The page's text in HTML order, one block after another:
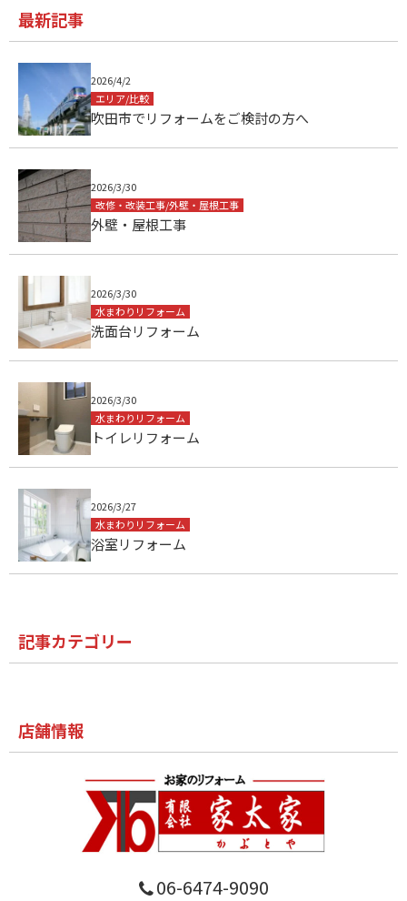
最新記事
2026/4/2
エリア/比較
吹田市でリフォームをご検討の方へ
2026/3/30
改修・改装工事/外壁・屋根工事
外壁・屋根工事
2026/3/30
水まわりリフォーム
洗面台リフォーム
2026/3/30
水まわりリフォーム
トイレリフォーム
2026/3/27
水まわりリフォーム
浴室リフォーム
記事カテゴリー
店舗情報
06-6474-9090